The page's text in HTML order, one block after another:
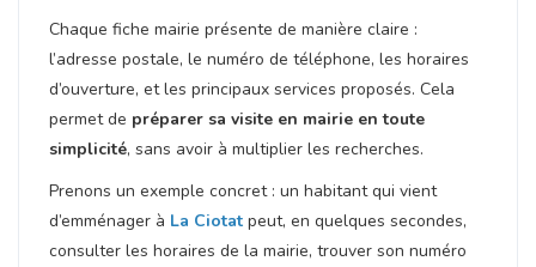
Chaque fiche mairie présente de manière claire :
l’adresse postale, le numéro de téléphone, les horaires
d’ouverture, et les principaux services proposés. Cela
permet de préparer sa visite en mairie en toute
simplicité, sans avoir à multiplier les recherches.
Prenons un exemple concret : un habitant qui vient
d’emménager à La Ciotat peut, en quelques secondes,
consulter les horaires de la mairie, trouver son numéro